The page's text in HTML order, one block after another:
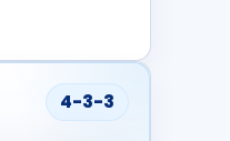
4-3-3